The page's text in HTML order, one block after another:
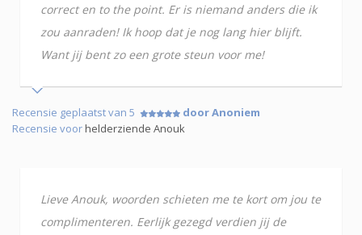
correct en to the point. Er is niemand anders die ik
zou aanraden! Ik hoop dat je nog lang hier blijft.
Want jij bent zo een grote steun voor me!
Recensie geplaatst van 5
door Anoniem
Recensie voorhelderziende Anouk
Lieve Anouk, woorden schieten me te kort om jou te
complimenteren. Eerlijk gezegd verdien jij de